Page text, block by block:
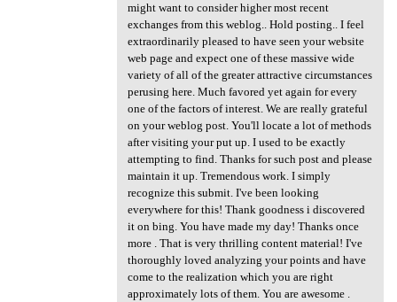
might want to consider higher most recent
exchanges from this weblog.. Hold posting.. I feel
extraordinarily pleased to have seen your website
web page and expect one of these massive wide
variety of all of the greater attractive circumstances
perusing here. Much favored yet again for every
one of the factors of interest. We are really grateful
on your weblog post. You'll locate a lot of methods
after visiting your put up. I used to be exactly
attempting to find. Thanks for such post and please
maintain it up. Tremendous work. I simply
recognize this submit. I've been looking
everywhere for this! Thank goodness i discovered
it on bing. You have made my day! Thanks once
more . That is very thrilling content material! I've
thoroughly loved analyzing your points and have
come to the realization which you are right
approximately lots of them. You are awesome .